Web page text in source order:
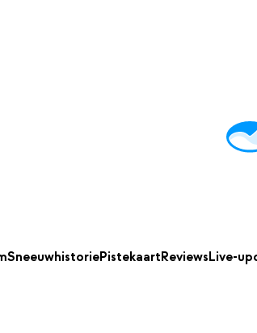
SneeuwhistoriePistekaartReviewsLive-